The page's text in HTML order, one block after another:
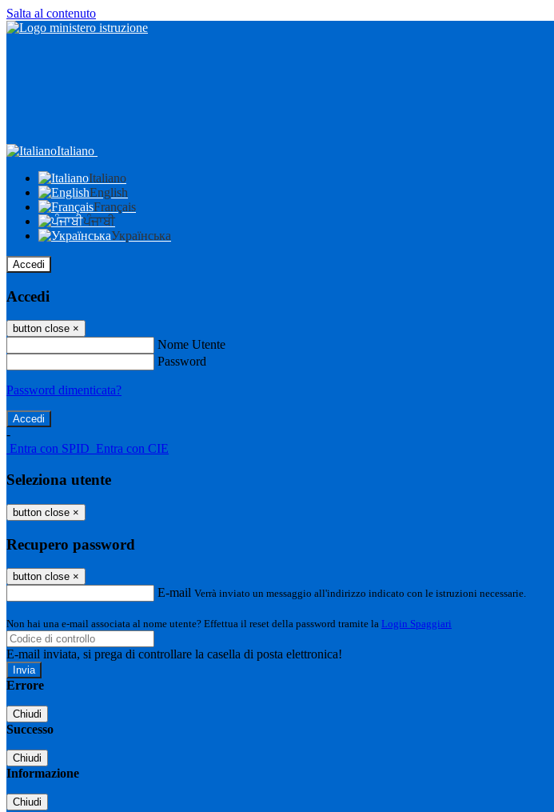
Salta al contenuto
Italiano
Italiano
English
Français
ਪੰਜਾਬੀ
Українська
Accedi
Accedi
button close ×
Nome Utente
Password
Password dimenticata?
-
Entra con SPID Entra con CIE
Seleziona utente
button close ×
Recupero password
button close ×
E-mail Verrà inviato un messaggio all'indirizzo indicato con le istruzioni necessarie.
Non hai una e-mail associata al nome utente? Effettua il reset della password tramite la Login Spaggiari
E-mail inviata, si prega di controllare la casella di posta elettronica!
Errore
Chiudi
Successo
Chiudi
Informazione
Chiudi